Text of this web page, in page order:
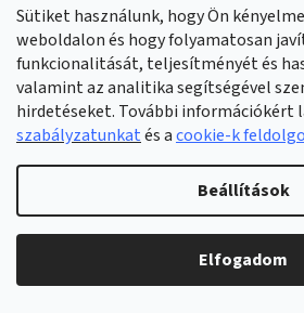
Sütiket használunk, hogy Ön
weboldalon és hogy folyamatosan
funkcionalitását, teljesítményét és
valamint az analitika segítségével
hirdetéseket. További információkért
szabályzatunkatés acookie-k
Beállítások
Elfogadom
12 775 Ft
látószögű érzékelőjének köszönhetően